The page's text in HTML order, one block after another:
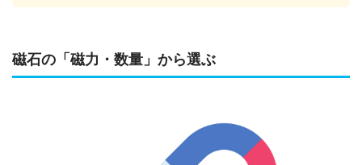
磁石の「磁力・数量」から選ぶ